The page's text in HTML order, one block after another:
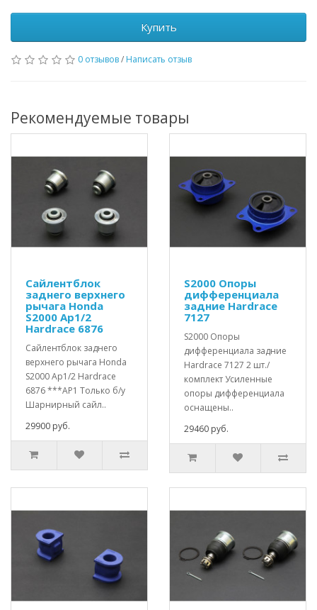
Купить
0 отзывов/ Написать отзыв
Рекомендуемые товары
Сайлентблок
заднего верхнего
рычага Honda
S2000 Ap1/2
Hardrace 6876
Сайлентблок заднего
верхнего рычага Honda
S2000 Ap1/2 Hardrace
6876 ***AP1 Только б/у
Шарнирный сайл..
29900 руб.
S2000 Опоры
дифференциала
задние Hardrace
7127
S2000 Опоры
дифференциала задние
Hardrace 7127 2 шт./
комплект Усиленные
опоры дифференциала
оснащены..
29460 руб.